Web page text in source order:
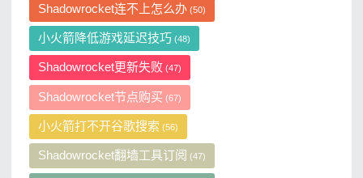
Shadowrocket连不上怎么办(50)
小火箭降低游戏延迟技巧 (48)
Shadowrocket更新失败 (47)
Shadowrocket节点购买 (67)
小火箭打不开谷歌搜索 (56)
Shadowrocket翻墙工具订阅 (47)